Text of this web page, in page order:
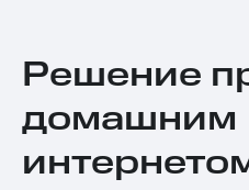
Решение
домашним